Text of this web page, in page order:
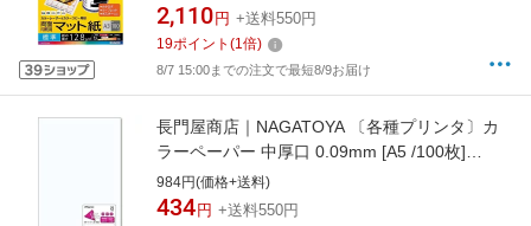
2,110 円 +送料550円
19ポイント (1倍)
8/7 15:00までの注文で最短8/9お届け
長門屋商店｜NAGATOYA 〔各種プリンタ〕カ
ラーペーパー 中厚口 0.09mm [A5 /100枚]
ナ-5201 白[ナ5201]
984円(価格+送料)
434 円 +送料550円